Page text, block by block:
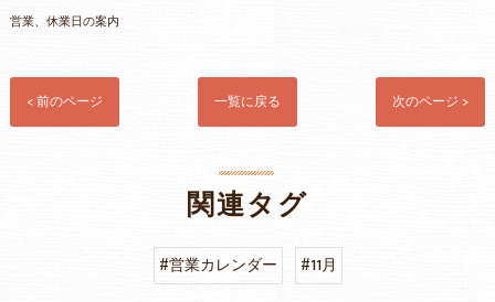
営業、休業日の案内
< 前のページ 一覧に戻る 次のページ >
関連タグ
#営業カレンダー #11月